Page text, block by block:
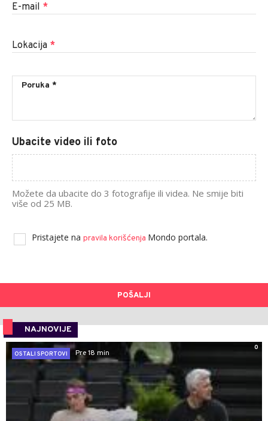
E-mail *
Lokacija *
Ubacite video ili foto
Možete da ubacite do 3 fotografije ili videa. Ne smije biti
više od 25 MB.
Pristajete na pravila korišćenja Mondo portala.
POŠALJI
NAJNOVIJE
0
OSTALI SPORTOVI
Pre 18 min